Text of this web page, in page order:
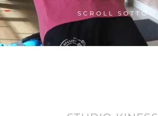
SCROLL SOTTO